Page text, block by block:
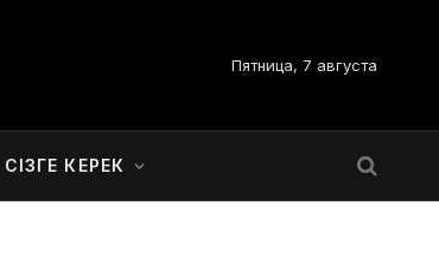
Пятница, 7 августа
СІЗГЕ КЕРЕК